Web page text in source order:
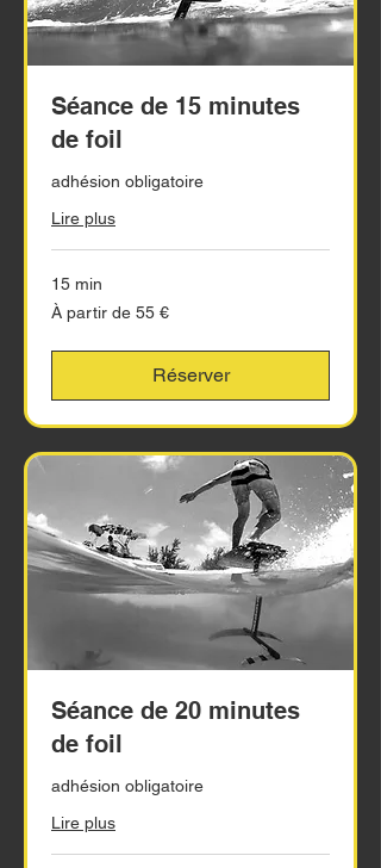
Séance de 15 minutes
de foil
adhésion obligatoire
Lire plus
15 min
À
partir
À partir de 55 €
Réserver
Séance de 20 minutes
de foil
adhésion obligatoire
Lire plus